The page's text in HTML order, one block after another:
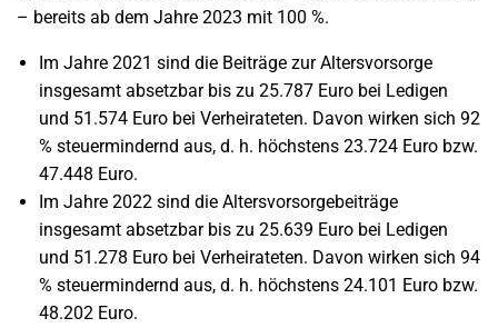
– bereits ab dem Jahre 2023 mit 100 %.
Im Jahre 2021 sind die Beiträge zur Altersvorsorge
insgesamt absetzbar bis zu 25.787 Euro bei Ledigen
und 51.574 Euro bei Verheirateten. Davon wirken sich 92
% steuermindernd aus, d. h. höchstens 23.724 Euro bzw.
47.448 Euro.
Im Jahre 2022 sind die Altersvorsorgebeiträge
insgesamt absetzbar bis zu 25.639 Euro bei Ledigen
und 51.278 Euro bei Verheirateten. Davon wirken sich 94
% steuermindernd aus, d. h. höchstens 24.101 Euro bzw.
48.202 Euro.